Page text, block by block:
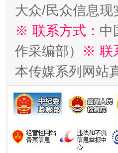
大众/民众信息现
※ 联系方式： 中
作采编部） ※ 联
本传媒系列网站